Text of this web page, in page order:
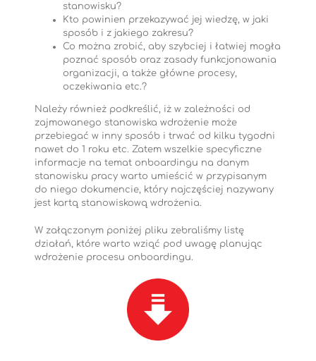
stanowisku?
Kto powinien przekazywać jej wiedzę, w jaki
sposób i z jakiego zakresu?
Co można zrobić, aby szybciej i łatwiej mogła
poznać sposób oraz zasady funkcjonowania
organizacji, a także główne procesy,
oczekiwania etc.?
Należy również podkreślić, iż w zależności od
zajmowanego stanowiska wdrożenie może
przebiegać w inny sposób i trwać od kilku tygodni
nawet do 1 roku etc. Zatem wszelkie specyficzne
informacje na temat onboardingu na danym
stanowisku pracy warto umieścić w przypisanym
do niego dokumencie, który najczęściej nazywany
jest kartą stanowiskową wdrożenia.
W załączonym poniżej pliku zebraliśmy listę
działań, które warto wziąć pod uwagę planując
wdrożenie procesu onboardingu.